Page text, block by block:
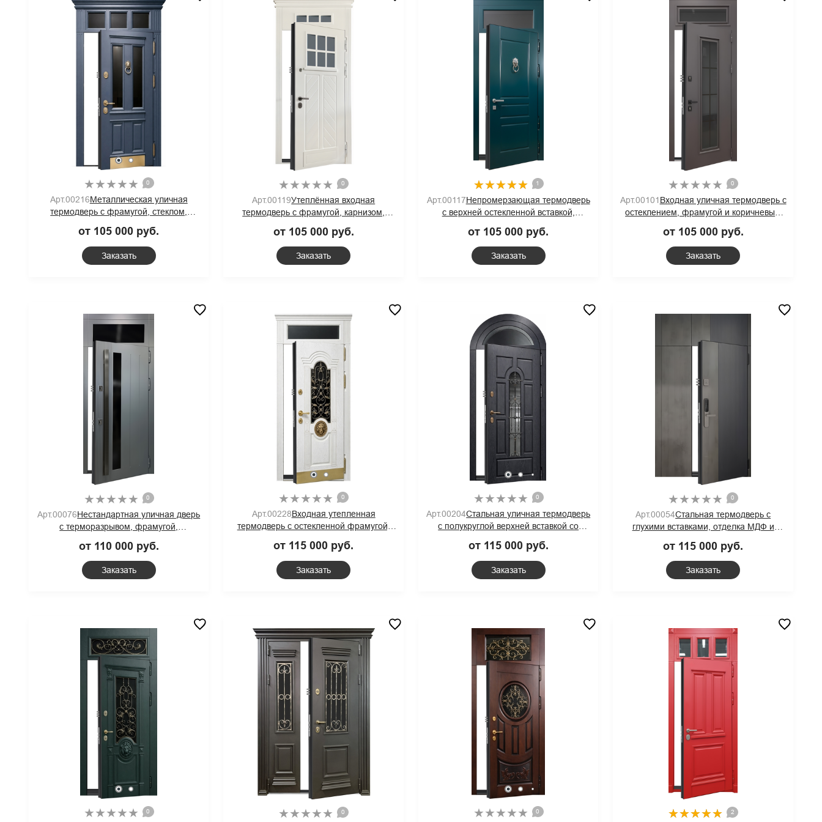
Противопожарные двери 78
Скрытого монтажа
0
Арт.00216Металлическая уличная
термодверь с фрамугой, стеклом,
панелями МДФ синего цвета
от 105 000 руб.
Заказать
0
Арт.00119Утеплённая входная
термодверь с фрамугой, карнизом,
цвета
от 105 000 руб.
Заказать
1
Арт.00117Непромерзающая термодверь
с верхней остекленной вставкой,
RAL
от 105 000 руб.
Заказать
0
Арт.00101Входная уличная термодверь с
остеклением, фрамугой и коричневым
от 105 000 руб.
Заказать
0
Арт.00076Нестандартная уличная дверь
с терморазрывом, фрамугой,
панелями МДФ графит
от 110 000 руб.
Заказать
0
Арт.00228Входная утепленная
термодверь с остекленной фрамугой,
белыми панелями МДФ RAL
от 115 000 руб.
Заказать
0
Арт.00204Стальная уличная термодверь
с полукруглой верхней вставкой со
от 115 000 руб.
Заказать
0
Арт.00054Стальная термодверь с
глухими вставками, отделка МДФ и
от 115 000 руб.
Заказать
0 0 0 2